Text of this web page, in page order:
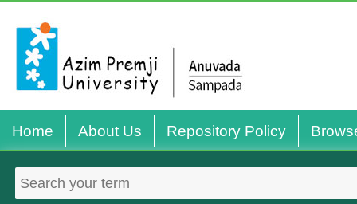
Home About Us Repository Policy